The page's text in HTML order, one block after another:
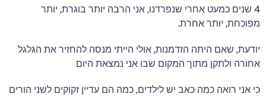
4 שנים כמעט אחרי שנפרדנו, אני הרבה יותר בוגרת, יותר
מפוכחת, יותר אחרת.
יודעת, שאם היתה הזדמנות, אולי הייתי מנסה להחזיר את הגלגל
אחורה ולתקן מתוך המקום שבו אני נמצאת היום
כי אני רואה כמה כאב יש לילדים, כמה הם עדיין זקוקים לשני הורים